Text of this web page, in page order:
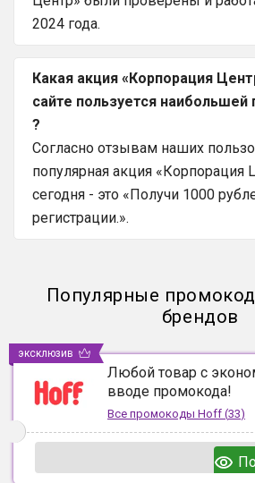
2024 года.
Какая акция «Корпорация
сайте пользуется наибольшей
?
Согласно отзывам наших
популярная акция «Корпорация
сегодня - это «Получи 1000
регистрации.».
Популярные
брендов
Любой товар с
вводе промокода!
Все промокоды Hoff (33)
эксклюзив